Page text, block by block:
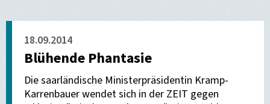
18.09.2014
Blühende Phantasie
Die saarländische Ministerpräsidentin Kramp-
Karrenbauer wendet sich in der ZEIT gegen